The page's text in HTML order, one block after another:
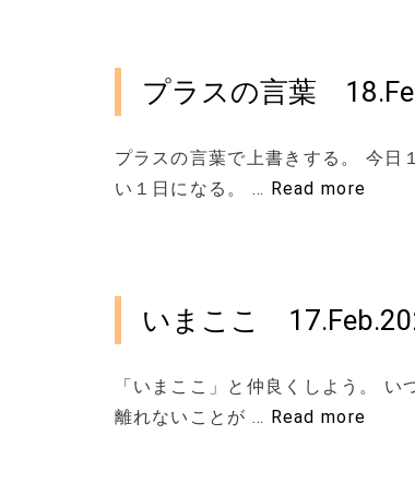
プラスの言葉
プラスの言葉で上書きする。 今日
い１日になる。 … Read more
いまここ
「いまここ」と仲良くしよう。
離れないことが … Read more